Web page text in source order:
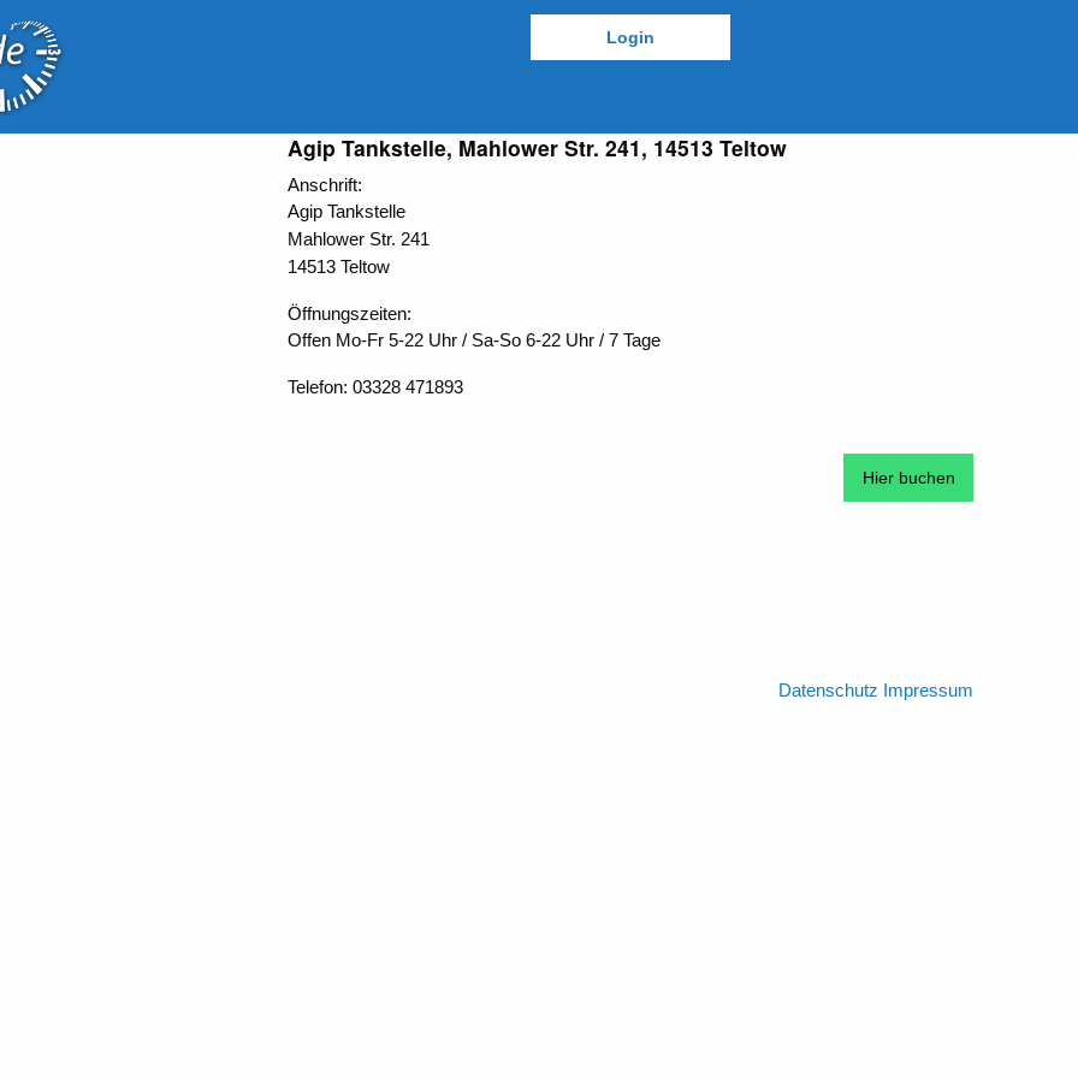
Agip Tankstelle, Mahlower Str. 241, 14513 Teltow
Anschrift:
Agip Tankstelle
Mahlower Str. 241
14513 Teltow
Öffnungszeiten:
Offen Mo-Fr 5-22 Uhr / Sa-So 6-22 Uhr / 7 Tage
Telefon: 03328 471893
Hier buchen
Datenschutz Impressum